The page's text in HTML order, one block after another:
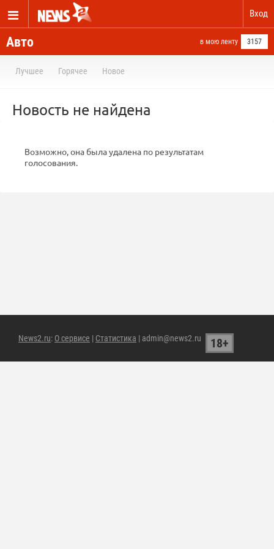
Вход
Авто в мою ленту 3157
Лучшее Горячее Новое
Новость не найдена
Возможно, она была удалена по результатам
голосования.
News2.ru: О сервисе | Статистика | admin@news2.ru 18+